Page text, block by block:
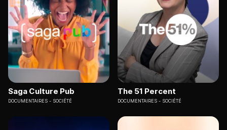
Saga Culture Pub
DOCUMENTAIRES SOCIÉTÉ
The 51 Percent
DOCUMENTAIRES SOCIÉTÉ